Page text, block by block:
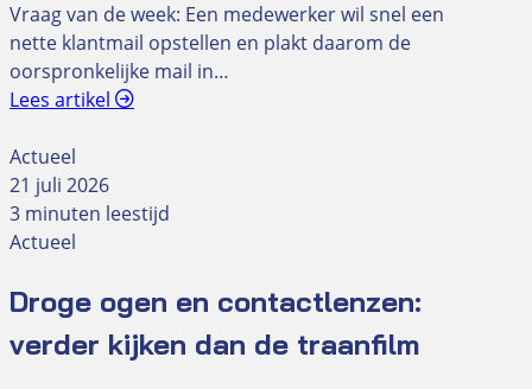
Vraag van de week: Een medewerker wil snel een
nette klantmail opstellen en plakt daarom de
oorspronkelijke mail in…
Lees artikel
Actueel
21 juli 2026
3 minuten leestijd
Actueel
Droge ogen en contactlenzen:
verder kijken dan de traanfilm